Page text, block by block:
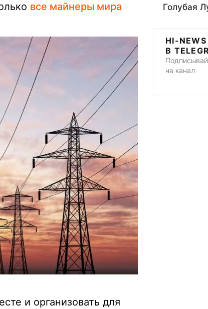
все майнеры мира
и организовать для
Голубая
HI-NEWS
В
на канал